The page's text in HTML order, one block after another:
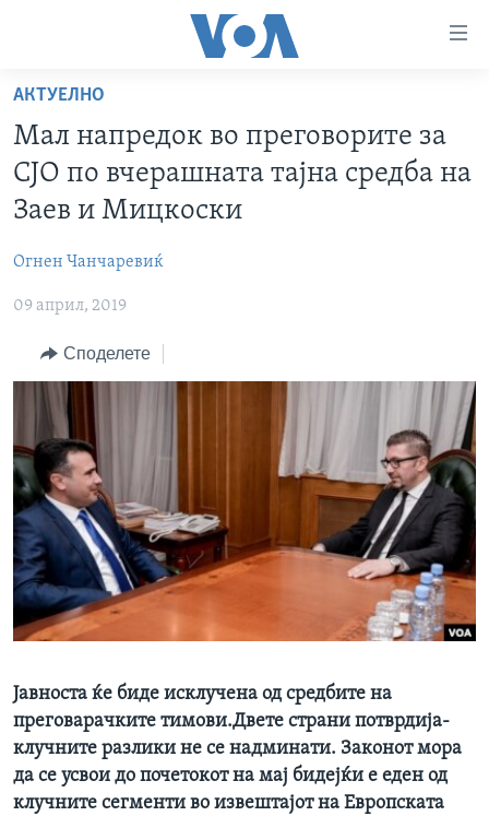
пристапност
Премини
на
главната
содржина
до
за
навигација
Пребарувај
ЕКОНОМИЈА
ПОЛИТИКА
ЗДРАВЈЕ
УМЕТНОСТ И ЗАБАВА
ИНТЕРВЈУА
ФОТОГАЛЕРИИ
АРХИВИРАНА ПРОГРАМА
NEWSFLASH - АРХИВА
ВЕСТИ ОД САД ВО МИНУТА - АРХИВА
ИЗБОРИ ВО САД 2020 - АРХИВА
ЗА НАС
Јазици
АКТУЕЛНО
Мал напредок во преговорите за
СЈО по вчерашната тајна средба на
Заев и Мицкоски
Огнен Чанчаревиќ
09 април, 2019
Споделете
Јавноста ќе биде исклучена од средбите на
преговарачките тимови.Двете страни потврдија-
клучните разлики не се надминати. Законот мора
да се усвои до почетокот на мај бидејќи е еден од
клучните сегменти во извештајот на Европската